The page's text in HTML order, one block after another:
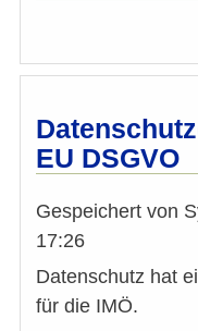
EU DSGVO
Gespeichert von
17:26
Datenschutz hat
für die IMÖ.